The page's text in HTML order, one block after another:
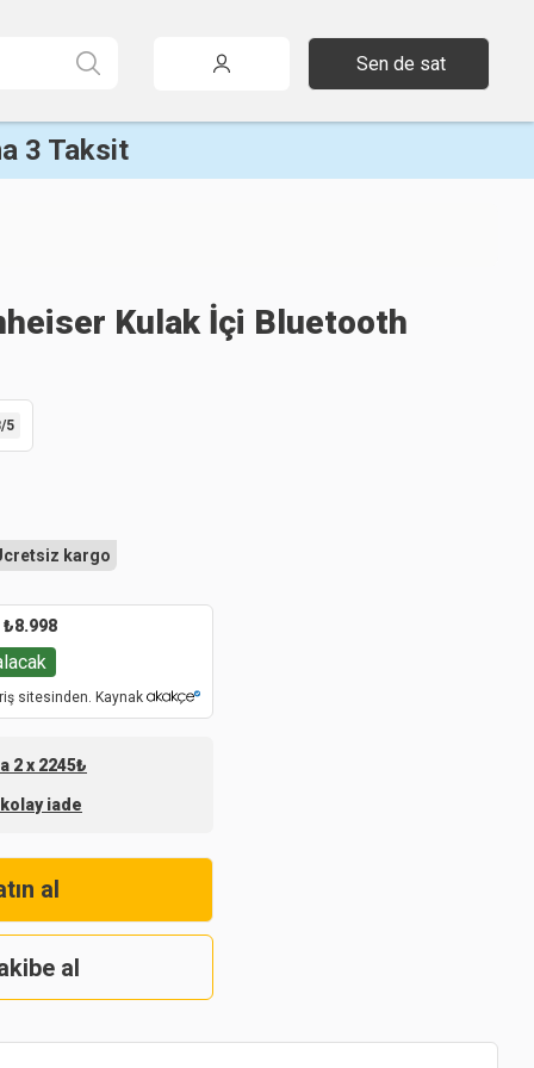
Sen de sat
3 Taksit
Kulak İçi Bluetooth
/5
kargo
₺8.998
sitesinden. Kaynak
2 x 2245₺
iade
al
al